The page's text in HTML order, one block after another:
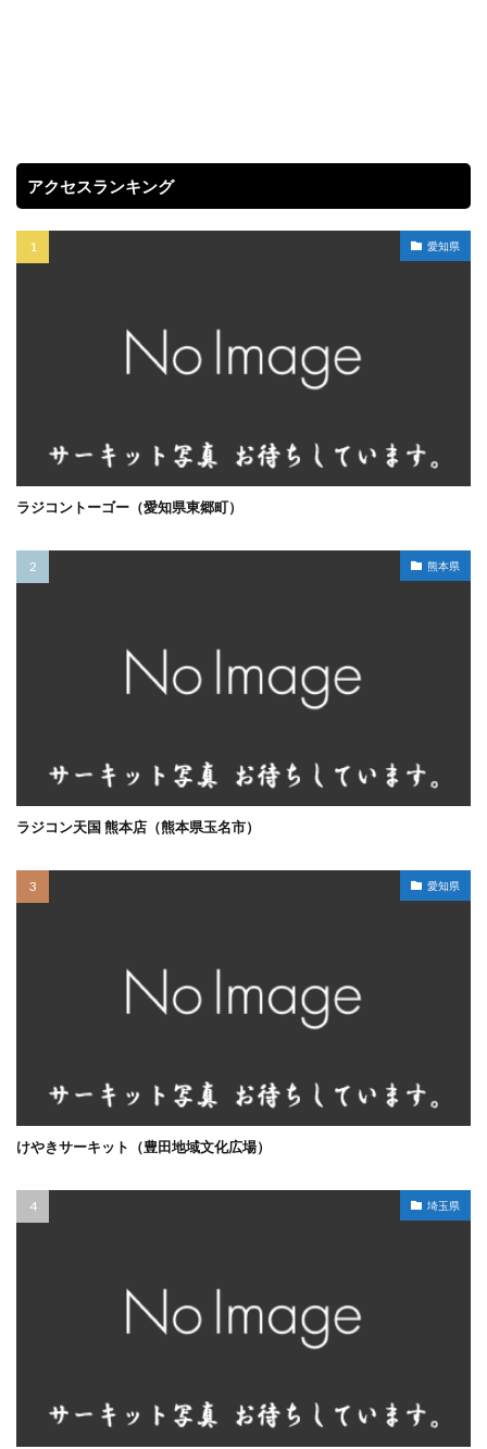
アクセスランキング
愛知県
ラジコントーゴー（愛知県東郷町）
熊本県
ラジコン天国 熊本店（熊本県玉名市）
愛知県
けやきサーキット（豊田地域文化広場）
埼玉県